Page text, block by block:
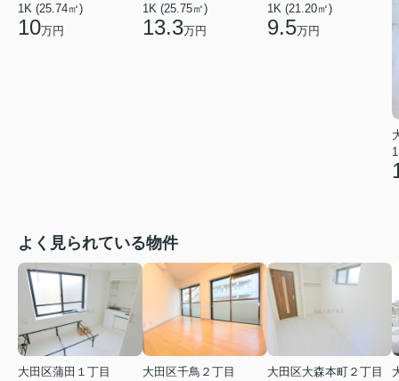
1K (25.74㎡)
10万円
1K (25.75㎡)
13.3万円
1K (21.20㎡)
9.5万円
よく見られている物件
大田区蒲田１丁目
大田区千鳥２丁目
大田区大森本町２丁目